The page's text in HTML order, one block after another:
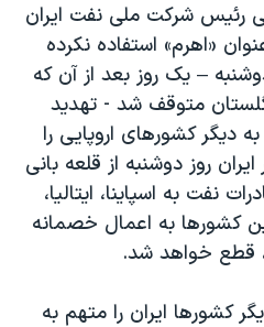
رئیس شرکت ملی نفت ایران
«اهرم» استفاده نکرده
– یک روز بعد از آن که
متوقف شد - تهدید
دیگر کشورهای اروپایی را
روز دوشنبه از قلعه بانی
نفت به اسپاینا، ایتالیا،
کشورها به اعمال خصمانه
قطع خواهد شد.
کشورها ایران را متهم به